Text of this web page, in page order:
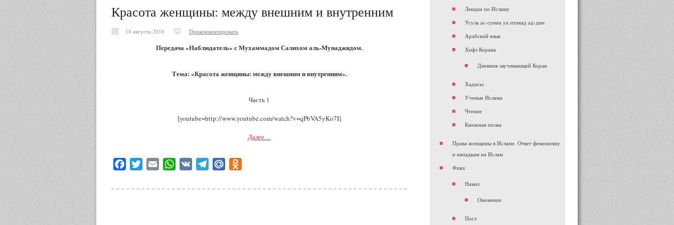
Красота женщины: между внешним и внутренним
18 августа 2010 Прокомментировать
Передача «Наблюдатель» с Мухаммадом Салихом аль-Мунаджидом.
Тема: «Красота женщины: между внешним и внутренним».
Часть 1
[youtube=http://www.youtube.com/watch?v=qPbVA5yKo7I]
Далее…
Facebook
Twitter Email WhatsApp
VK TelegramMail.Ru
Лекции по Исламу
Усуль ас-сунна уа итикад ад-дин
Арабский язык
Хифз Корана
Дневник заучивающей Коран
Хадисы
Ученые Ислама
Чтение
Книжная полка
Права женщины в Исламе. Ответ феминизму
и нападкам на Ислам
Фикх
Намаз
Омовение
Пост